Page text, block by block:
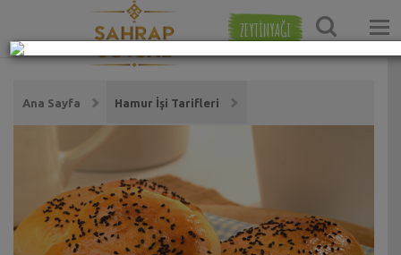
ZEYTİNYAĞI
Ana Sayfa Hamur İşi Tarifleri